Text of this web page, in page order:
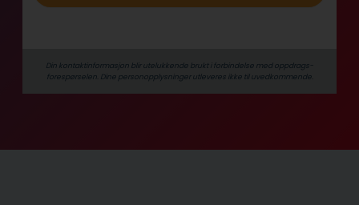
Din kontaktinformasjon blir utelukkende brukt i forbindelse med oppdrags­
forespørselen. Dine person­­opplysninger utleveres ikke til uvedkommende.